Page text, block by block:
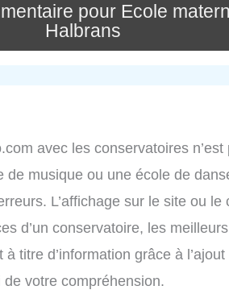
pour Ecole
Halbrans
avec les conservatoires
de musique ou une école de
L’affichage sur le site ou
d’un conservatoire, les
titre d’information grâce à
votre compréhension.